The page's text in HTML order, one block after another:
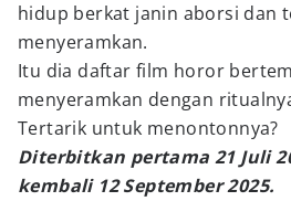
hidup berkat janin aborsi dan
menyeramkan.
Itu dia daftar film horor
menyeramkan dengan
Tertarik untuk menontonnya?
Diterbitkan pertama 21 Juli
kembali 12 September 2025.